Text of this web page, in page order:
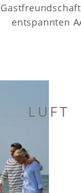
entspannten
LUFT